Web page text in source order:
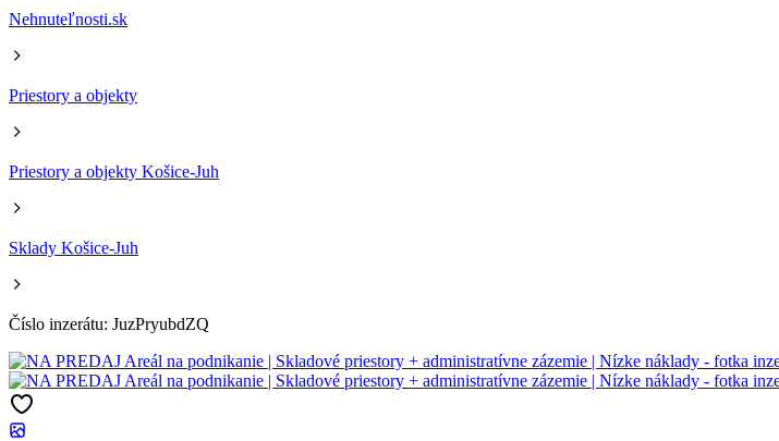
Nehnuteľnosti.sk
Priestory a objekty
Priestory a objekty Košice-Juh
Sklady Košice-Juh
Číslo inzerátu: JuzPryubdZQ